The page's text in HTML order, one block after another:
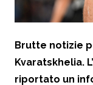
Brutte notizie
Kvaratskhelia.
riportato un